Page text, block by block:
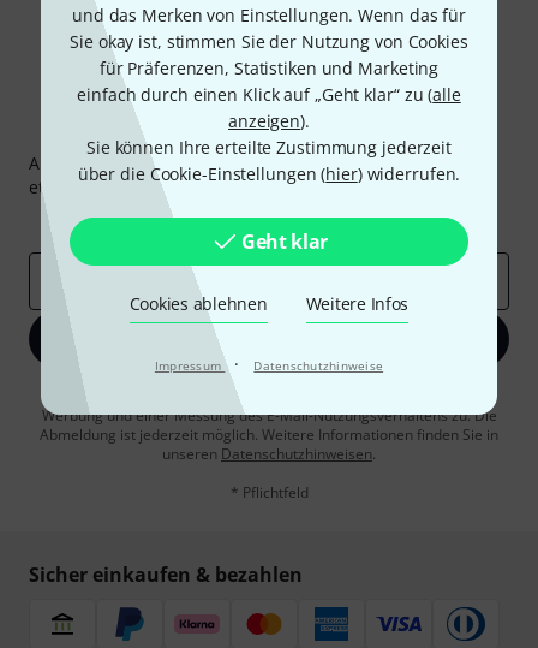
und das Merken von Einstellungen. Wenn das für
Sie okay ist, stimmen Sie der Nutzung von Cookies
für Präferenzen, Statistiken und Marketing
einfach durch einen Klick auf „Geht klar“ zu (alle
anzeigen).
Sie können Ihre erteilte Zustimmung jederzeit
über die Cookie-Einstellungen (hier) widerrufen.
Geht klar
Cookies ablehnen Weitere Infos
Impressum · Datenschutzhinweise
Thomann Newsletter
Abonniere den Thomann Newsletter und gewinne mit
etwas Glück einen von50 Gutscheinenüber jeweils50€
Inspirierende Beiträge
Deals Thomann Insights
Jetzt anmelden
Mit Klick auf „Jetzt anmelden“ stimmen Sie dem Erhalt von E-Mail-
Werbung und einer Messung des E-Mail-Nutzungsverhaltens zu. Die
Abmeldung ist jederzeit möglich. Weitere Informationen finden Sie in
unseren Datenschutzhinweisen.
* Pflichtfeld
Sicher einkaufen & bezahlen